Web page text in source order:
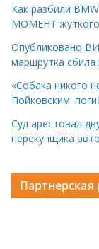
Как разбили
МОМЕНТ
Опубликовано
маршрутка сбила
«Собака никого
Пойковским:
Суд арестовал
перекупщика
Партнерская